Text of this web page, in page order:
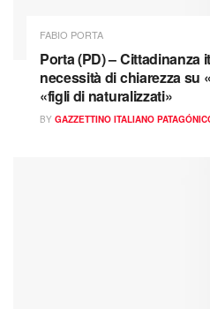
FABIO PORTA
Porta (PD) – Cittadinanza
necessità di chiarezza su
«figli di naturalizzati»
BY GAZZETTINO ITALIANO